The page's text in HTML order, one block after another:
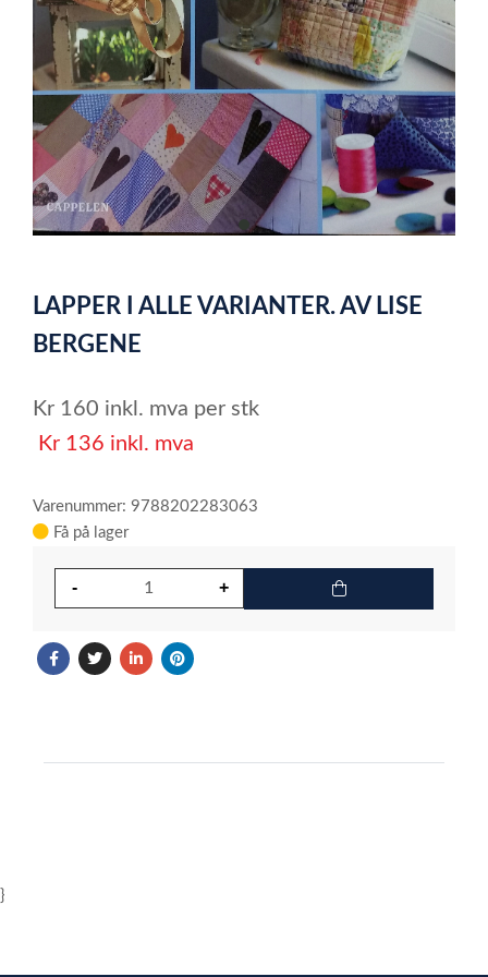
item
of
1
LAPPER I ALLE VARIANTER. AV LISE
BERGENE
Kr 160 inkl. mva per stk
Kr 136 inkl. mva
Varenummer: 9788202283063
Få på lager
}